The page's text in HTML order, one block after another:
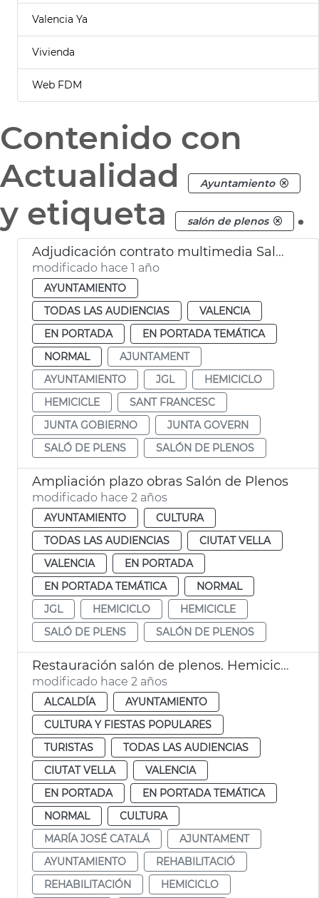
Valencia Ya
Vivienda
Web FDM
Contenido con
Actualidad
Ayuntamiento
y etiqueta salón de plenos .
Adjudicación contrato multimedia Salón de Plenos Ayuntamiento València
modificado hace 1 año
AYUNTAMIENTO
TODAS LAS AUDIENCIAS
VALENCIA
EN PORTADA
EN PORTADA TEMÁTICA
NORMAL
AJUNTAMENT
AYUNTAMIENTO
JGL
HEMICICLO
HEMICICLE
SANT FRANCESC
JUNTA GOBIERNO
JUNTA GOVERN
SALÓ DE PLENS
SALÓN DE PLENOS
Ampliación plazo obras Salón de Plenos
modificado hace 2 años
AYUNTAMIENTO
CULTURA
TODAS LAS AUDIENCIAS
CIUTAT VELLA
VALENCIA
EN PORTADA
EN PORTADA TEMÁTICA
NORMAL
JGL
HEMICICLO
HEMICICLE
SALÓ DE PLENS
SALÓN DE PLENOS
Restauración salón de plenos. Hemiciclo
modificado hace 2 años
ALCALDÍA
AYUNTAMIENTO
CULTURA Y FIESTAS POPULARES
TURISTAS
TODAS LAS AUDIENCIAS
CIUTAT VELLA
VALENCIA
EN PORTADA
EN PORTADA TEMÁTICA
NORMAL
CULTURA
MARÍA JOSÉ CATALÁ
AJUNTAMENT
AYUNTAMIENTO
REHABILITACIÓ
REHABILITACIÓN
HEMICICLO